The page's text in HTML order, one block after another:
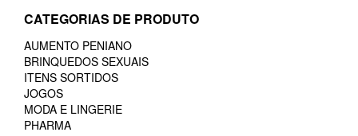
CATEGORIAS DE PRODUTO
AUMENTO PENIANO
BRINQUEDOS SEXUAIS
ITENS SORTIDOS
JOGOS
MODA E LINGERIE
PHARMA